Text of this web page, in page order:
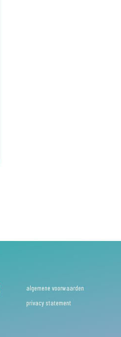
algemene voorwaarden
privacy statement